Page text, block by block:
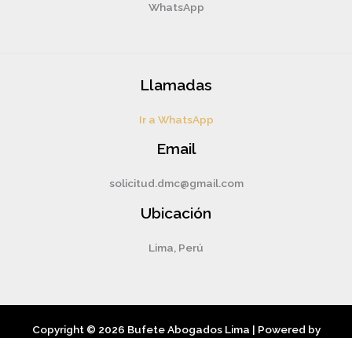
WhatsApp
Llamadas
Ir a WhatsApp
Email
solicitud.dmc@gmail.com
Ubicación
Lima, Perú
Copyright © 2026 Bufete Abogados Lima | Powered by